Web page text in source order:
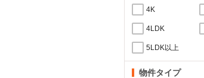
4K
4LDK
5LDK以上
物件タイプ